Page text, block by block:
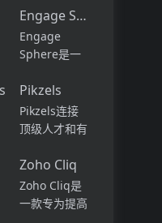
间，创造上
下...
产。它提供了
一站式的多模
态AI模型访
问，包括语言
模型（...
文件协作的工
具。它能帮助
用户管理多个
档和文件、整
理研究材料、
组织内容库，
并将所有文件
和内容集中在
Engage Sphere AI
Engage
Sphere是一
工参与度分析
平台。它可以
深入分析公司
队和岗位的参
与度,帮助管
理者明确团队
互动症结所
Pikzels
Pikzels连接
顶级人才和有
我们促进协
作，释放创意
卓越。加入我
Zoho Cliq
Zoho Cliq是
一款专为提高